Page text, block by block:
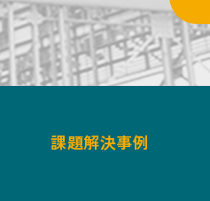
課題解決事例